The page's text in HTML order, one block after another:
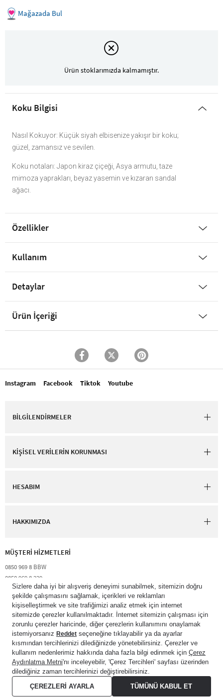
Mağazada Bul
Ürün stoklarımızda kalmamıştır.
Koku Bilgisi
Nasıl Kokuyor: Küçük siyah elbisenize yakışır bir koku;
güzel, zamansız ve sevilen.
Koku notaları: Japon kiraz çiçeği, Asya armutu, taze
mimoza yaprakları, beyaz yasemin ve kızaran sandal
ağacı.
Özellikler
Kullanım
Detaylar
Ürün İçeriği
Instagram Facebook Tiktok Youtube
BİLGİLENDİRMELER
KİŞİSEL VERİLERİN KORUNMASI
HESABIM
HAKKIMIZDA
MÜŞTERİ HİZMETLERİ​
0850 969 8 BBW​
0850 969 8 229​​
destek@bathandbodyworks.com.tr
Resmi tatiller hariç hafta içi 09:00 – 18:00 saatleri arası​
© 2026 Bath & Body Works Direct Inc. Shaya Mağazacılık A.Ş. Franchise
lisansı aracılığıyla işletilen ticari markasıdır. Her hakkı saklıdır.
© Bath & Body Works.All Rights Reserved.